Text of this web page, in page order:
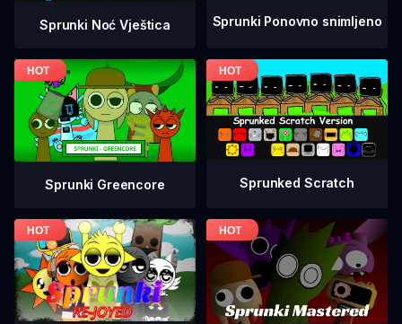
Sprunki Noć Vještica Sprunki Ponovno snimljeno
Sprunki Greencore Sprunked Scratch